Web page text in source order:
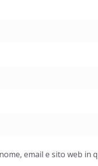
email e sito web in